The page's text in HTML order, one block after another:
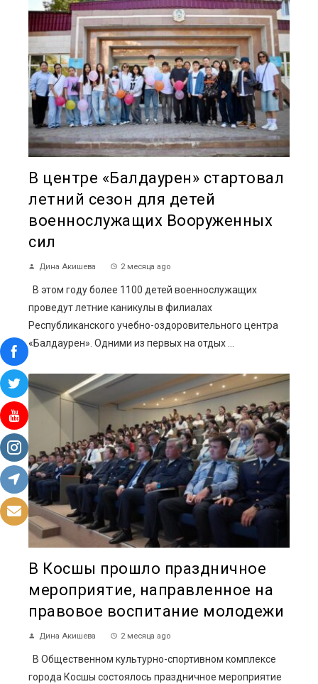
В центре «Балдаурен» стартовал
летний сезон для детей
военнослужащих Вооруженных
сил
Дина Акишева 2 месяца ago
В этом году более 1100 детей военнослужащих
проведут летние каникулы в филиалах
Республиканского учебно-оздоровительного центра
«Балдаурен». Одними из первых на отдых ...
В Косшы прошло праздничное
мероприятие, направленное на
правовое воспитание молодежи
Дина Акишева 2 месяца ago
В Общественном культурно-спортивном комплексе
города Косшы состоялось праздничное мероприятие